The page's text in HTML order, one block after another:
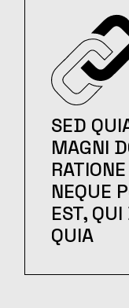
SED
MAGNI
NEQUE
EST,
QUIA